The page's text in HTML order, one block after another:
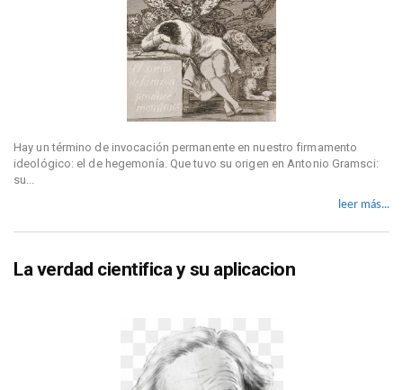
Hay un término de invocación permanente en nuestro firmamento
ideológico: el de hegemonía. Que tuvo su origen en Antonio Gramsci:
su...
leer más...
La verdad cientifica y su aplicacion